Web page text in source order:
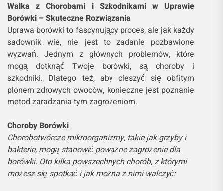
Walka z Chorobami i Szkodnikami w Uprawie
Borówki – Skuteczne Rozwiązania
Uprawa borówki to fascynujący proces, ale jak każdy
sadownik wie, nie jest to zadanie pozbawione
wyzwań. Jednym z głównych problemów, które
mogą dotknąć Twoje borówki, są choroby i
szkodniki. Dlatego też, aby cieszyć się obfitym
plonem zdrowych owoców, konieczne jest poznanie
metod zaradzania tym zagrożeniom.
Choroby Borówki
Chorobotwórcze mikroorganizmy, takie jak grzyby i
bakterie, mogą stanowić poważne zagrożenie dla
borówki. Oto kilka powszechnych chorób, z którymi
możesz się spotkać i jak można z nimi walczyć: